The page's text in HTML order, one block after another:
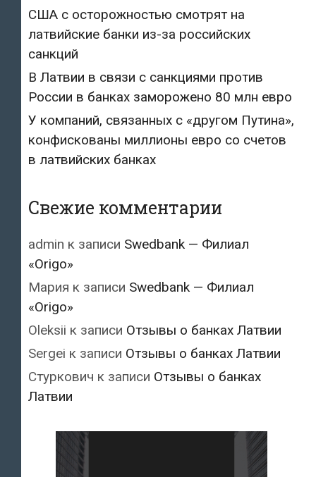
США с осторожностью смотрят на
латвийские банки из-за российских
санкций
В Латвии в связи с санкциями против
России в банках заморожено 80 млн евро
У компаний, связанных с «другом Путина»,
конфискованы миллионы евро со счетов
в латвийских банках
Свежие комментарии
admin к записи Swedbank — Филиал
«Origo»
Мария к записи Swedbank — Филиал
«Origo»
Oleksii к записи Отзывы о банках Латвии
Sergei к записи Отзывы о банках Латвии
Стуркович к записи Отзывы о банках
Латвии